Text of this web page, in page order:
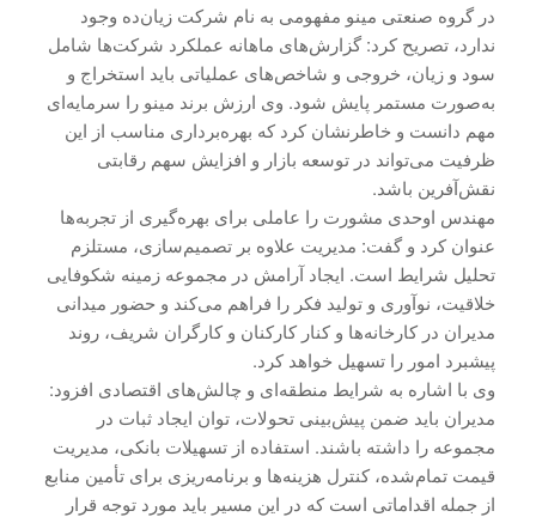
در گروه صنعتی مینو مفهومی به نام شرکت زیان‌ده وجود
ندارد، تصریح کرد: گزارش‌های ماهانه عملکرد شرکت‌ها شامل
سود و زیان، خروجی و شاخص‌های عملیاتی باید استخراج و
به‌صورت مستمر پایش شود. وی ارزش برند مینو را سرمایه‌ای
مهم دانست و خاطرنشان کرد که بهره‌برداری مناسب از این
ظرفیت می‌تواند در توسعه بازار و افزایش سهم رقابتی
نقش‌آفرین باشد.
مهندس اوحدی مشورت را عاملی برای بهره‌گیری از تجربه‌ها
عنوان کرد و گفت: مدیریت علاوه بر تصمیم‌سازی، مستلزم
تحلیل شرایط است. ایجاد آرامش در مجموعه زمینه شکوفایی
خلاقیت، نوآوری و تولید فکر را فراهم می‌کند و حضور میدانی
مدیران در کارخانه‌ها و کنار کارکنان و کارگران شریف، روند
پیشبرد امور را تسهیل خواهد کرد.
وی با اشاره به شرایط منطقه‌ای و چالش‌های اقتصادی افزود:
مدیران باید ضمن پیش‌بینی تحولات، توان ایجاد ثبات در
مجموعه را داشته باشند. استفاده از تسهیلات بانکی، مدیریت
قیمت تمام‌شده، کنترل هزینه‌ها و برنامه‌ریزی برای تأمین منابع
از جمله اقداماتی است که در این مسیر باید مورد توجه قرار